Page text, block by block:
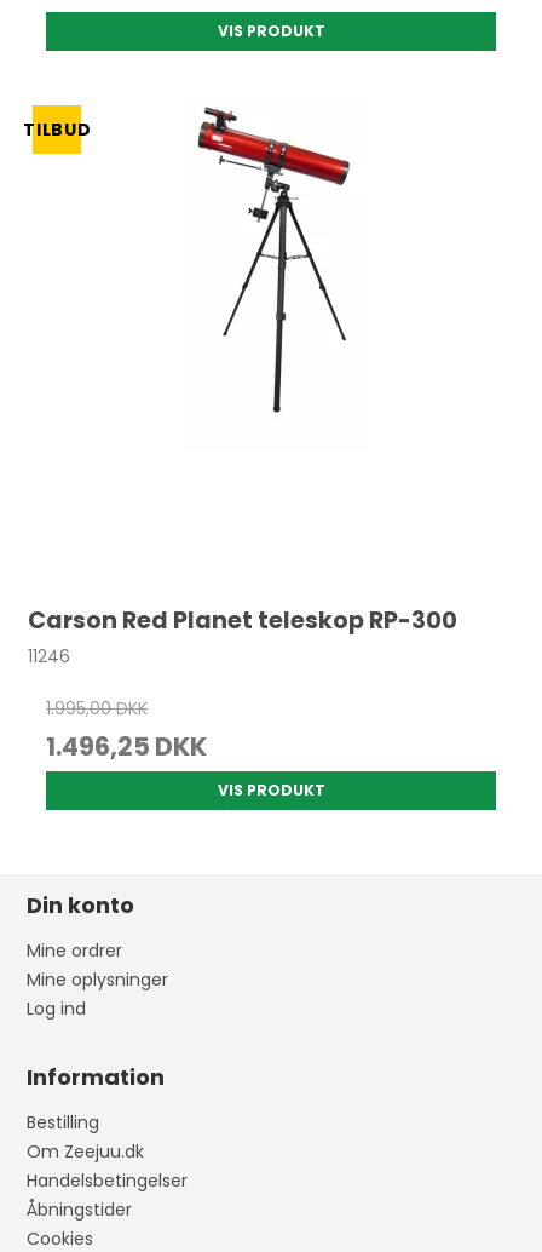
VIS PRODUKT
TILBUD
Carson Red Planet teleskop RP-300
11246
1.995,00 DKK
1.496,25 DKK
VIS PRODUKT
Din konto
Mine ordrer
Mine oplysninger
Log ind
Information
Bestilling
Om Zeejuu.dk
Handelsbetingelser
Åbningstider
Cookies